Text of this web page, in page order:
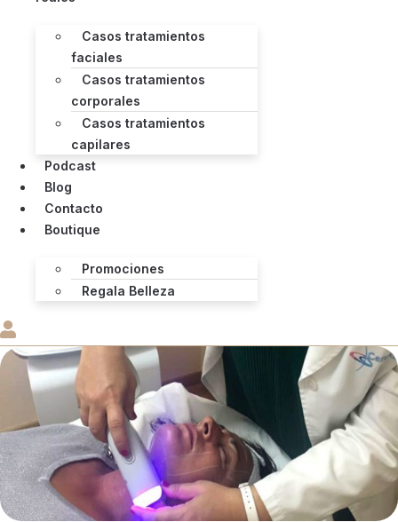
Casos tratamientos
faciales
Casos tratamientos
corporales
Casos tratamientos
capilares
Podcast
Blog
Contacto
Boutique
Promociones
Regala Belleza